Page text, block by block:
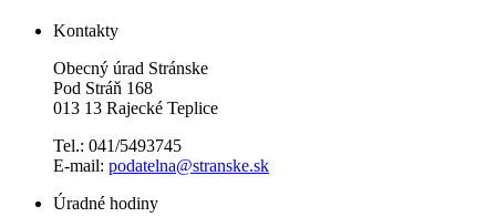
Kontakty
Obecný úrad Stránske
Pod Stráň 168
013 13 Rajecké Teplice
Tel.: 041/5493745
E-mail: podatelna@stranske.sk
Úradné hodiny